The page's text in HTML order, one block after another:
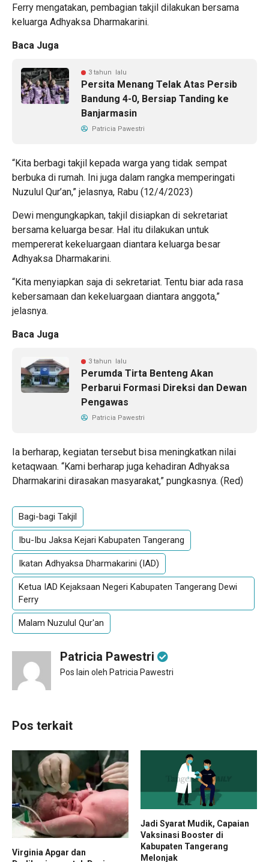
Ferry mengatakan, pembagian takjil dilakukan bersama
keluarga Adhyaksa Dharmakarini.
Baca Juga
3 tahun lalu
Persita Menang Telak Atas Persib
Bandung 4-0, Bersiap Tanding ke
Banjarmasin
Patricia Pawestri
“Kita berbagi takjil kepada warga yang tidak sempat
berbuka di rumah. Ini juga dalam rangka memperingati
Nuzulul Qur’an,” jelasnya, Rabu (12/4/2023)
Dewi mengungkapkan, takjil disiapkan di sekretariat
bersama keluarga besar. Hal itu dilakukan untuk
mempererat kekeluargaan diantara keluarga besar
Adhyaksa Dharmakarini.
“Kita menyiapkan saja di sekretariat. Tentu biar ada rasa
kebersamaan dan kekeluargaan diantara anggota,”
jelasnya.
Baca Juga
3 tahun lalu
Perumda Tirta Benteng Akan
Perbarui Formasi Direksi dan Dewan
Pengawas
Patricia Pawestri
Ia berharap, kegiatan tersebut bisa meningkatkan nilai
ketaqwaan. “Kami berharap juga kehadiran Adhyaksa
Dharmakarini dirasakan masyarakat,” pungkasnya. (Red)
Bagi-bagi Takjil
Ibu-Ibu Jaksa Kejari Kabupaten Tangerang
Ikatan Adhyaksa Dharmakarini (IAD)
Ketua IAD Kejaksaan Negeri Kabupaten Tangerang Dewi
Ferry
Malam Nuzulul Qur'an
Patricia Pawestri
Pos lain oleh Patricia Pawestri
Pos terkait
Virginia Apgar dan
Jadi Syarat Mudik, Capaian
Vaksinasi Booster di
Kabupaten Tangerang
Melonjak